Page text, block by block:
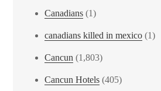
Canadians (1)
canadians killed in mexico (1)
Cancun (1,803)
Cancun Hotels (405)